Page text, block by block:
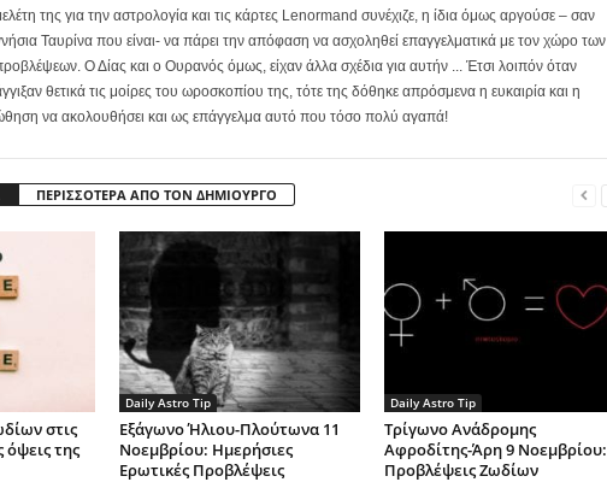
της για την αστρολογία και τις κάρτες Lenormand συνέχιζε, η ίδια όμως αργούσε – σαν
Ταυρίνα που είναι- να πάρει την απόφαση να ασχοληθεί επαγγελματικά με τον χώρο των
Ο Δίας και ο Ουρανός όμως, είχαν άλλα σχέδια για αυτήν ... Έτσι λοιπόν όταν
θετικά τις μοίρες του ωροσκοπίου της, τότε της δόθηκε απρόσμενα η ευκαιρία και η
να ακολουθήσει και ως επάγγελμα αυτό που τόσο πολύ αγαπά!
ΠΕΡΙΣΣΟΤΕΡΑ ΑΠΟ ΤΟΝ ΔΗΜΙΟΥΡΓΟ
στις
της
Daily Astro Tip
Εξάγωνο Ήλιου-Πλούτωνα 11
Νοεμβρίου: Ημερήσιες
Ερωτικές Προβλέψεις
Daily Astro Tip
Τρίγωνο Ανάδρομης
Αφροδίτης-Άρη 9 Νοεμβρίου:
Προβλέψεις Ζωδίων